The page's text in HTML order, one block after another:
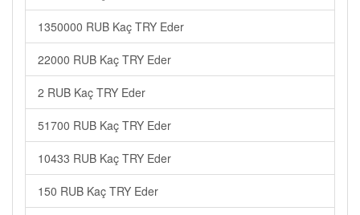
1350000 RUB Kaç TRY Eder
22000 RUB Kaç TRY Eder
2 RUB Kaç TRY Eder
51700 RUB Kaç TRY Eder
10433 RUB Kaç TRY Eder
150 RUB Kaç TRY Eder